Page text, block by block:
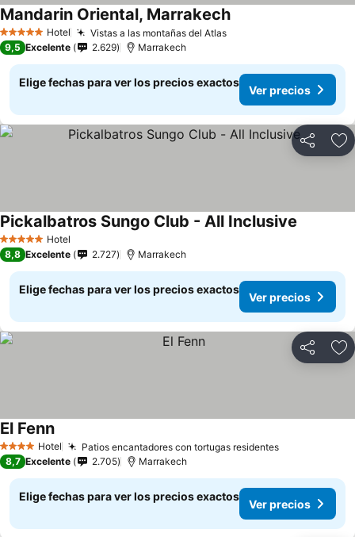
5 Estrellas Hotel Vistas a las montañas del Atlas
Mandarin Oriental, Marrakech
9,5 Excelente 2.629 Marrakech
Elige fechas para ver los precios exactos
Ver precios
Compartir
5 Estrellas Hotel
Pickalbatros Sungo Club - All Inclusive
8,8 Excelente 2.727 Marrakech
Elige fechas para ver los precios exactos
Ver precios
Compartir
4 EstrellasHotel Patios encantadores con tortugas residentes
El Fenn
8,7 Excelente 2.705 Marrakech
Elige fechas para ver los precios exactos
Ver precios